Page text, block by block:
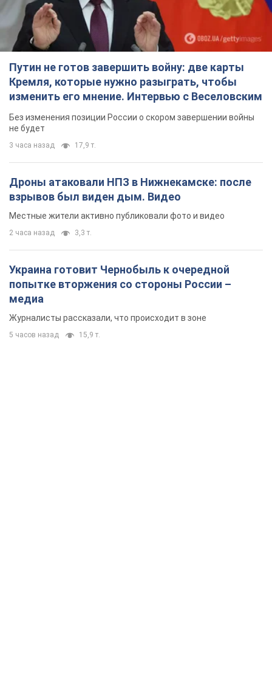
Путин не готов завершить войну: две карты
Кремля, которые нужно разыграть, чтобы
изменить его мнение. Интервью с Веселовским
Без изменения позиции России о скором завершении войны
не будет
3 часа назад 17,9 т.
Дроны атаковали НПЗ в Нижнекамске: после
взрывов был виден дым. Видео
Местные жители активно публиковали фото и видео
2 часа назад 3,3 т.
Украина готовит Чернобыль к очередной
попытке вторжения со стороны России –
медиа
Журналисты рассказали, что происходит в зоне
5 часов назад 15,9 т.